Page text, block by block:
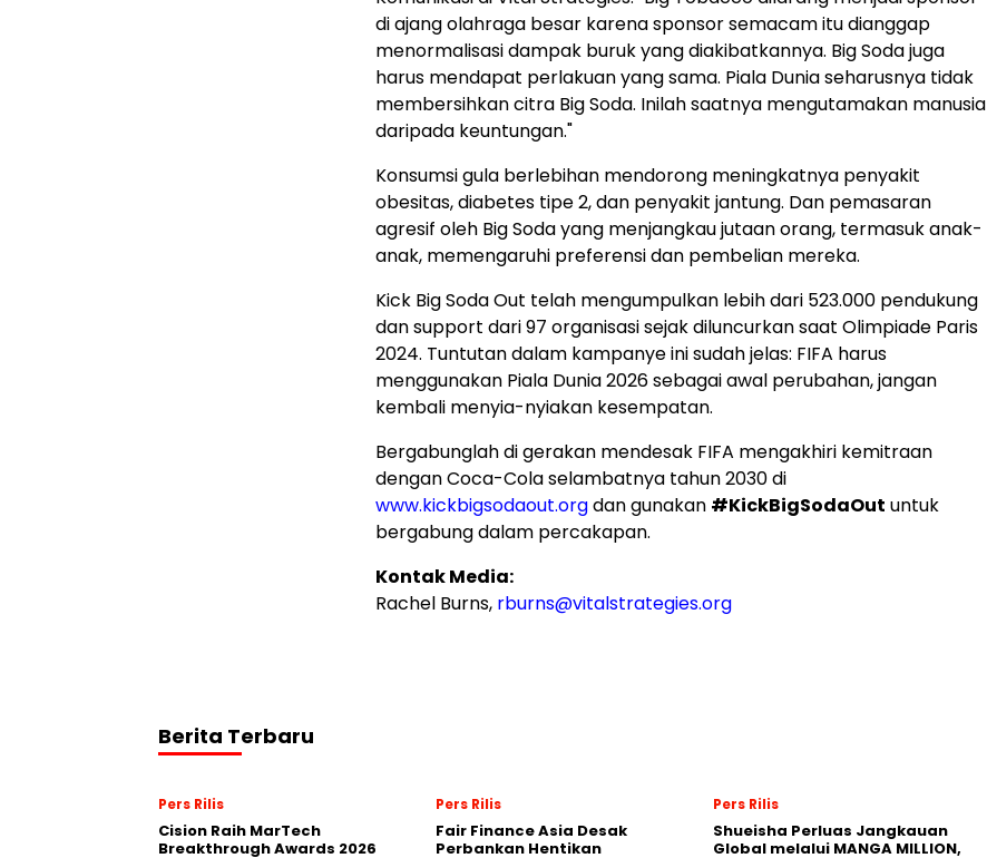
di ajang olahraga besar karena sponsor semacam itu dianggap
menormalisasi dampak buruk yang diakibatkannya. Big Soda juga
harus mendapat perlakuan yang sama. Piala Dunia seharusnya tidak
membersihkan citra Big Soda. Inilah saatnya mengutamakan manusia
daripada keuntungan."
Konsumsi gula berlebihan mendorong meningkatnya penyakit
obesitas, diabetes tipe 2, dan penyakit jantung. Dan pemasaran
agresif oleh Big Soda yang menjangkau jutaan orang, termasuk anak-
anak, memengaruhi preferensi dan pembelian mereka.
Kick Big Soda Out telah mengumpulkan lebih dari 523.000 pendukung
dan support dari 97 organisasi sejak diluncurkan saat Olimpiade Paris
2024. Tuntutan dalam kampanye ini sudah jelas: FIFA harus
menggunakan Piala Dunia 2026 sebagai awal perubahan, jangan
kembali menyia-nyiakan kesempatan.
Bergabunglah di gerakan mendesak FIFA mengakhiri kemitraan
dengan Coca-Cola selambatnya tahun 2030 di
www.kickbigsodaout.orgdan gunakan #KickBigSodaOut untuk
bergabung dalam percakapan.
Kontak Media:
Rachel Burns, rburns@vitalstrategies.org
Berita Terbaru
Pers Rilis
Cision Raih MarTech
Breakthrough Awards 2026
Pers Rilis
Fair Finance Asia Desak
Perbankan Hentikan
Pers Rilis
Shueisha Perluas Jangkauan
Global melalui MANGA MILLION,